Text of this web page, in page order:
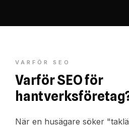
VARFÖR SEO
Varför SEO för
När en husägare söker